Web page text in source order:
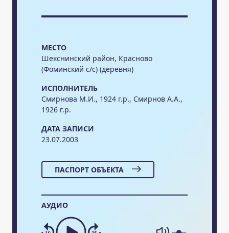
МЕСТО
Шекснинский район, Красново
(Фоминский с/с) (деревня)
ИСПОЛНИТЕЛЬ
Смирнова М.И., 1924 г.р., Смирнов А.А.,
1926 г.р.
ДАТА ЗАПИСИ
23.07.2003
ПАСПОРТ ОБЪЕКТА
АУДИО